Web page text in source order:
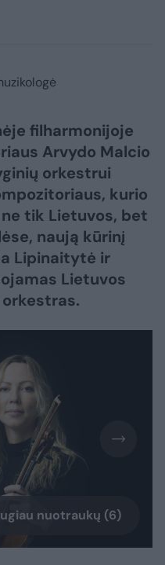
filharmonijoje
Arvydo Malcio
orkestrui
kurio
tik Lietuvos, bet
naują kūrinį
Lipinaitytė ir
Lietuvos
nuotraukų (6)